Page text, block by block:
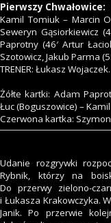
Pierwszy Chwałowice:
Kamil Tomiuk – Marcin
Seweryn Gąsiorkiewicz
Paprotny (46′ Artur
Szotowicz, Jakub Parma
TRENER: Łukasz Wojaczek.
Żółte kartki: Adam
Łuc (Boguszowice) –
Czerwona kartka: Szymon
Udanie rozgrywki
Rybnik, którzy na
Do przerwy zielono-
i Łukasza Krakowczyka.
Janik. Po przerwie